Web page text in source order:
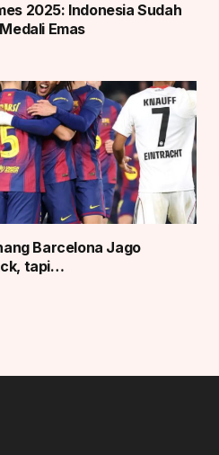
2025: Indonesia Sudah
Emas
Barcelona Jago
tapi…